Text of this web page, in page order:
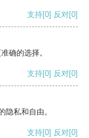
支持[0] 反对[0]
确的选择。
支持[0] 反对[0]
隐私和自由。
支持[0] 反对[0]